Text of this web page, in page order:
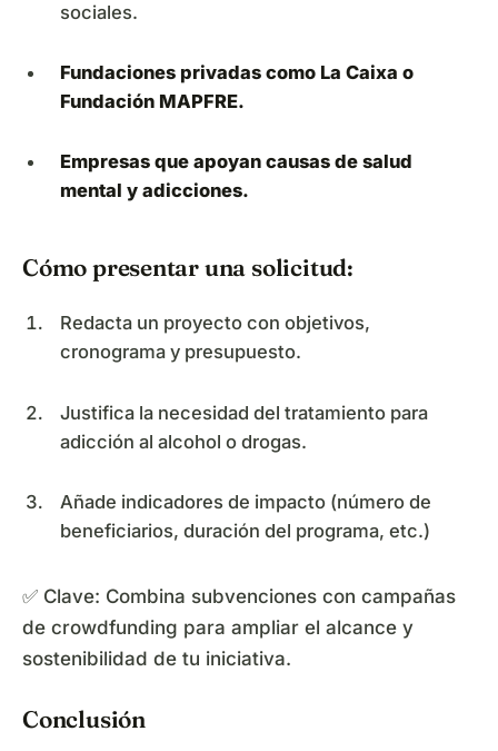
sociales.
Fundaciones privadas como La Caixa o
Fundación MAPFRE.
Empresas que apoyan causas de salud
mental y adicciones.
Cómo presentar una solicitud:
Redacta un proyecto con objetivos,
cronograma y presupuesto.
Justifica la necesidad del tratamiento para
adicción al alcohol o drogas.
Añade indicadores de impacto (número de
beneficiarios, duración del programa, etc.)
✅ Clave: Combina subvenciones con campañas
de crowdfunding para ampliar el alcance y
sostenibilidad de tu iniciativa.
Conclusión